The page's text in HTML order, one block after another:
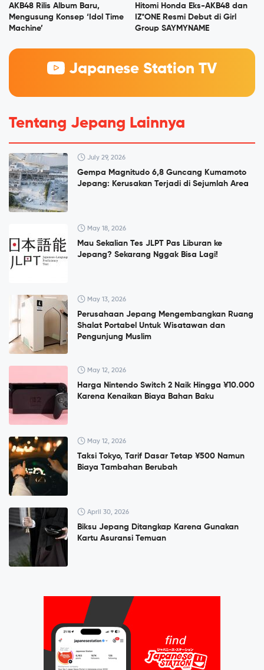
AKB48 Rilis Album Baru,
Mengusung Konsep ‘Idol Time
Machine’
Hitomi Honda Eks-AKB48 dan
IZ*ONE Resmi Debut di Girl
Group SAYMYNAME
Japanese Station TV
Tentang Jepang Lainnya
July 29, 2026
Gempa Magnitudo 6,8 Guncang Kumamoto
Jepang: Kerusakan Terjadi di Sejumlah Area
May 18, 2026
Mau Sekalian Tes JLPT Pas Liburan ke
Jepang? Sekarang Nggak Bisa Lagi!
May 13, 2026
Perusahaan Jepang Mengembangkan Ruang
Shalat Portabel Untuk Wisatawan dan
Pengunjung Muslim
May 12, 2026
Harga Nintendo Switch 2 Naik Hingga ¥10.000
Karena Kenaikan Biaya Bahan Baku
May 12, 2026
Taksi Tokyo, Tarif Dasar Tetap ¥500 Namun
Biaya Tambahan Berubah
April 30, 2026
Biksu Jepang Ditangkap Karena Gunakan
Kartu Asuransi Temuan